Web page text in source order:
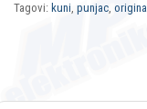
Tagovi: kuni, punjac, original